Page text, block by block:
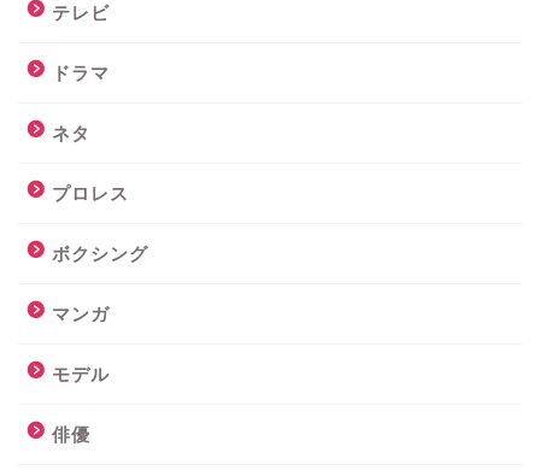
テレビ
ドラマ
ネタ
プロレス
ボクシング
マンガ
モデル
俳優